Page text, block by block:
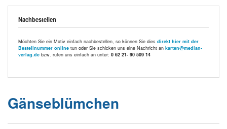
Nachbestellen
Möchten Sie ein Motiv einfach nachbestellen, so können Sie dies direkt hier mit der
Bestellnummer online tun oder Sie schicken uns eine Nachricht an karten@median-
verlag.de bzw. rufen uns einfach an unter: 0 62 21- 90 509 14
Gänseblümchen